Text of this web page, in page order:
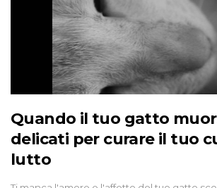
Quando il tuo gatto
delicati per curare il tuo
lutto